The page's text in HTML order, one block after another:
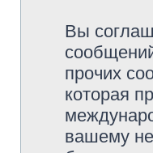
Вы
прочих
которая
вашему